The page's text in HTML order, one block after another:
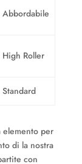
Abbordabile
High Roller
Standard
elemento per
di la nostra
con